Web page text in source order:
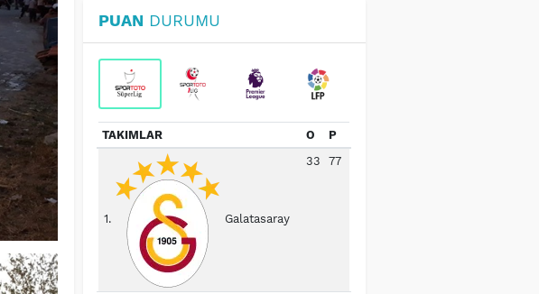
PUAN DURUMU
TAKIMLAR O P
1. Galatasaray
33 77